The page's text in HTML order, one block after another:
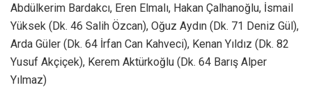
Abdülkerim Bardakcı, Eren Elmalı, Hakan Çalhanoğlu, İsmail
Yüksek (Dk. 46 Salih Özcan), Oğuz Aydın (Dk. 71 Deniz Gül),
Arda Güler (Dk. 64 İrfan Can Kahveci), Kenan Yıldız (Dk. 82
Yusuf Akçiçek), Kerem Aktürkoğlu (Dk. 64 Barış Alper
Yılmaz)